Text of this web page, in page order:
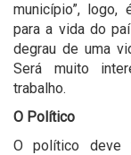
município”,
para a vida do
degrau de uma
Será muito
trabalho.
O Político
O político deve